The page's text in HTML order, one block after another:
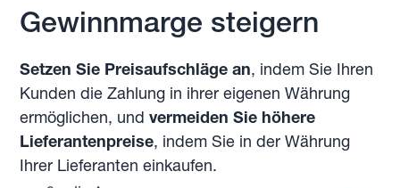
Gewinnmarge steigern
Setzen Sie Preisaufschläge an, indem Sie Ihren
Kunden die Zahlung in ihrer eigenen Währung
ermöglichen, undvermeiden Sie höhere
Lieferantenpreise, indem Sie in der Währung
Ihrer Lieferanten einkaufen.